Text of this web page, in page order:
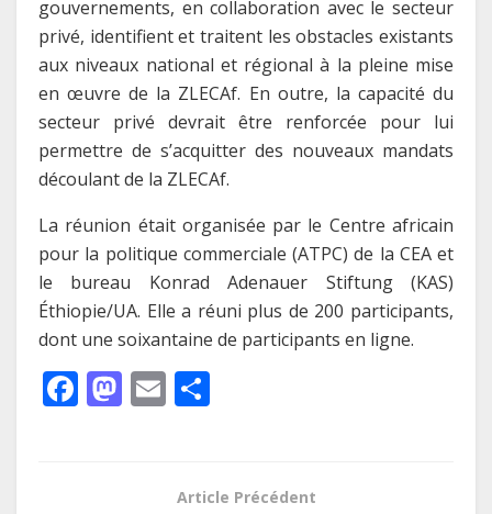
gouvernements, en collaboration avec le secteur
privé, identifient et traitent les obstacles existants
aux niveaux national et régional à la pleine mise
en œuvre de la ZLECAf. En outre, la capacité du
secteur privé devrait être renforcée pour lui
permettre de s’acquitter des nouveaux mandats
découlant de la ZLECAf.
La réunion était organisée par le Centre africain
pour la politique commerciale (ATPC) de la CEA et
le bureau Konrad Adenauer Stiftung (KAS)
Éthiopie/UA. Elle a réuni plus de 200 participants,
dont une soixantaine de participants en ligne.
F M E
g
Article Précédent